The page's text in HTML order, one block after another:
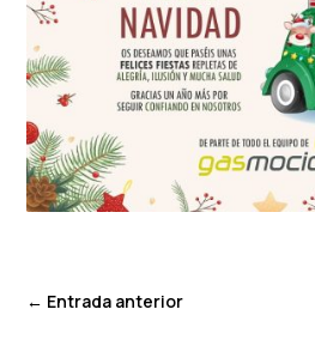
← Entrada anterior